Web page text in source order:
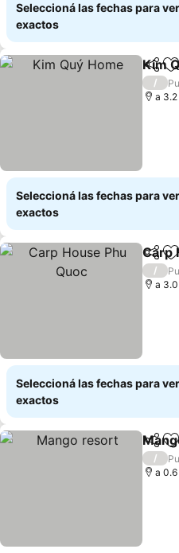
Seleccioná las fechas para
exactos
Kim
/
a
Seleccioná las fechas para
exactos
Carp
/
a
Seleccioná las fechas para
exactos
/
a